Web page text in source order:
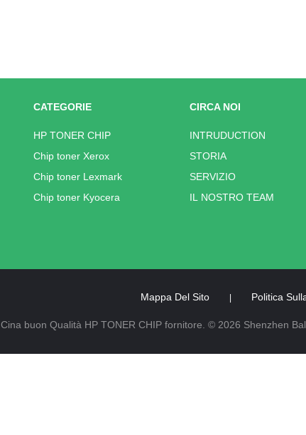
CATEGORIE
HP TONER CHIP
Chip toner Xerox
Chip toner Lexmark
Chip toner Kyocera
CIRCA NOI
INTRUDUCTION
STORIA
SERVIZIO
IL NOSTRO TEAM
Mappa Del Sito Politica
Cina buon Qualità HP TONER CHIP fornitore. © 2026 Shenzhen